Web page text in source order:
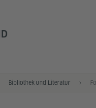
Bibliothek und Literatur